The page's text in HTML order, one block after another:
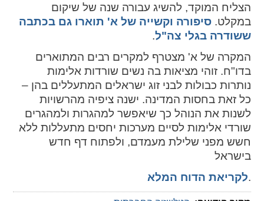
הצליח המוקד, להשיג עבורה שנה של שיקום
במקלט.סיפורה וקשייה של א' תוארו גם בכתבה
ששודרה בגלי צה"ל.
המקרה של א' מצטרף למקרים רבים המתוארים
בדו"ח. זוהי מציאות בה נשים שורדות אלימות
נותרות כבולות לבני זוג ישראלים המתעללים בהן –
כל זאת בחסות המדינה. ישנה ציפיה מהרשויות
לשנות את הנוהל כך שיאפשר למהגרות ולמהגרים
שורדי אלימות לסיים מערכות יחסים מתעללות ללא
חשש מפני שלילת מעמדם, ולפתוח דף חדש
בישראל
.לקריאת הדוח המלא